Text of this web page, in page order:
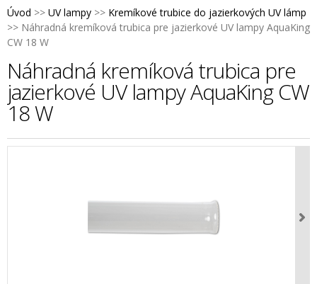
Úvod >> UV lampy >> Kremíkové trubice do jazierkových UV lámp
>> Náhradná kremíková trubica pre jazierkové UV lampy AquaKing
CW 18 W
Náhradná kremíková trubica pre
jazierkové UV lampy AquaKing CW
18 W